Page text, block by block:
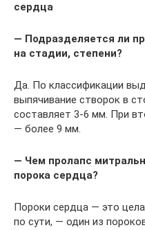
сердца
— Подразделяется ли
на стадии, степени?
Да. По классификации
выпячивание створок в
составляет 3-6 мм. При
— более 9 мм.
— Чем пролапс
порока сердца?
Пороки сердца — это
по сути, — один из